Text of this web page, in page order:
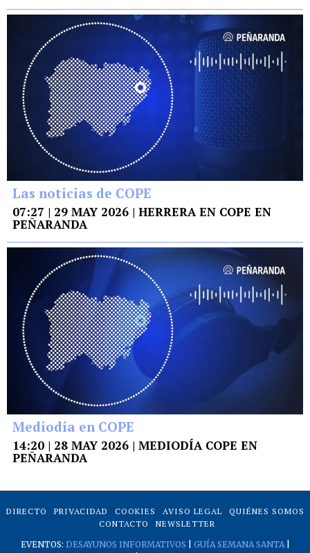
Las noticias de COPE
07:27 | 29 MAY 2026 | HERRERA EN COPE EN
PEÑARANDA
Mediodía en COPE
14:20 | 28 MAY 2026 | MEDIODÍA COPE EN
PEÑARANDA
DIRECTO PRIVACIDAD COOKIES AVISO LEGAL
QUIÉNES SOMOS
CONTACTO
NEWSLETTER
EVENTOS: DESAYUNOS INFORMATIVOS GUÍA SEMANA SANTA|